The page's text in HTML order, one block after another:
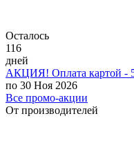
Осталось
116
дней
АКЦИЯ! Оплата картой -
по 30 Ноя 2026
Все промо-акции
От производителей